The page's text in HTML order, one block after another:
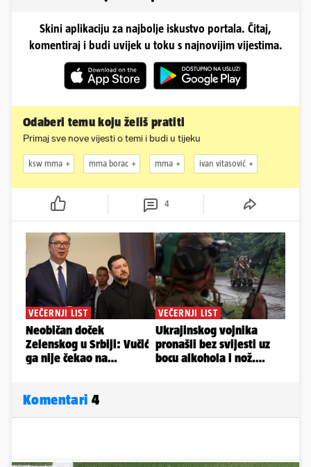
Skini aplikaciju za najbolje iskustvo portala. Čitaj,
komentiraj i budi uvijek u toku s najnovijim vijestima.
Odaberi temu koju želiš pratiti
Primaj sve nove vijesti o temi i budi u tijeku
ksw mma mma borac mma ivan vitasović
4
Komentari 4